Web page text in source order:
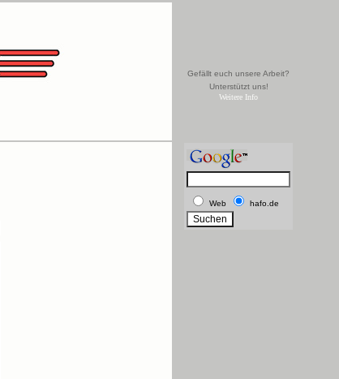
Gefällt euch unsere Arbeit?
Unterstützt uns!
Weitere Info
Web hafo.de